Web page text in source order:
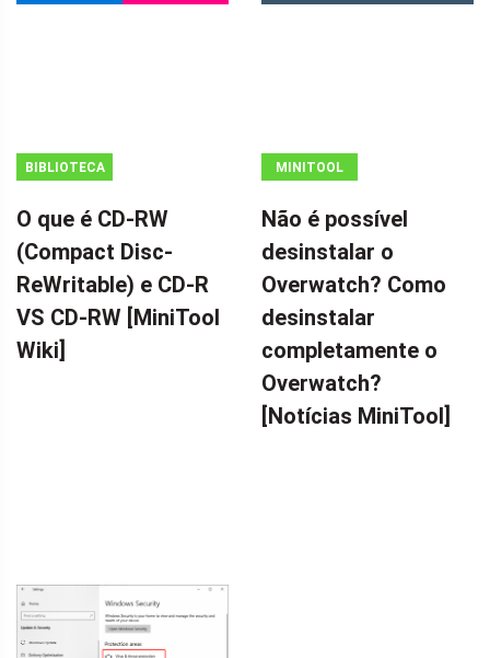
BIBLIOTECA
WIKI
O que é CD-RW
(Compact Disc-
ReWritable) e CD-R
VS CD-RW [MiniTool
Wiki]
MINITOOL
Não é possível
desinstalar o
Overwatch? Como
desinstalar
completamente o
Overwatch?
[Notícias MiniTool]